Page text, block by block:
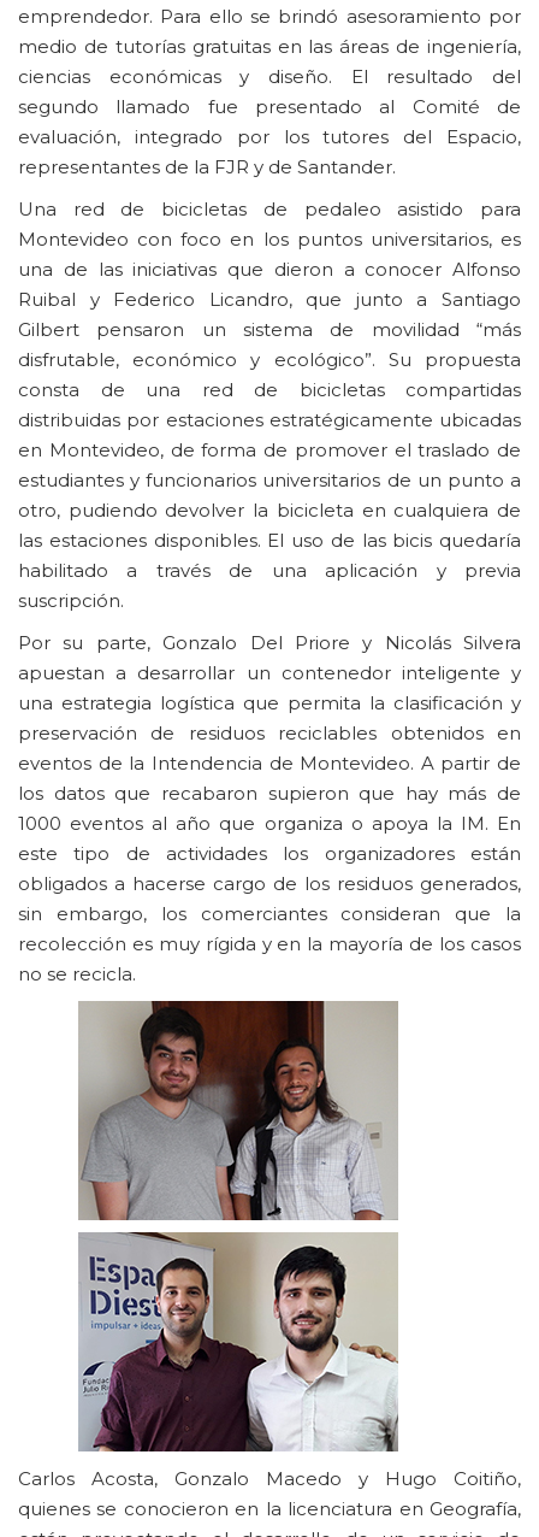
emprendedor. Para ello se brindó asesoramiento por
medio de tutorías gratuitas en las áreas de ingeniería,
ciencias económicas y diseño. El resultado del
segundo llamado fue presentado al Comité de
evaluación, integrado por los tutores del Espacio,
representantes de la FJR y de Santander.
Una red de bicicletas de pedaleo asistido para
Montevideo con foco en los puntos universitarios, es
una de las iniciativas que dieron a conocer Alfonso
Ruibal y Federico Licandro, que junto a Santiago
Gilbert pensaron un sistema de movilidad “más
disfrutable, económico y ecológico”. Su propuesta
consta de una red de bicicletas compartidas
distribuidas por estaciones estratégicamente ubicadas
en Montevideo, de forma de promover el traslado de
estudiantes y funcionarios universitarios de un punto a
otro, pudiendo devolver la bicicleta en cualquiera de
las estaciones disponibles. El uso de las bicis quedaría
habilitado a través de una aplicación y previa
suscripción.
Por su parte, Gonzalo Del Priore y Nicolás Silvera
apuestan a desarrollar un contenedor inteligente y
una estrategia logística que permita la clasificación y
preservación de residuos reciclables obtenidos en
eventos de la Intendencia de Montevideo. A partir de
los datos que recabaron supieron que hay más de
1000 eventos al año que organiza o apoya la IM. En
este tipo de actividades los organizadores están
obligados a hacerse cargo de los residuos generados,
sin embargo, los comerciantes consideran que la
recolección es muy rígida y en la mayoría de los casos
no se recicla.
Carlos Acosta, Gonzalo Macedo y Hugo Coitiño,
quienes se conocieron en la licenciatura en Geografía,